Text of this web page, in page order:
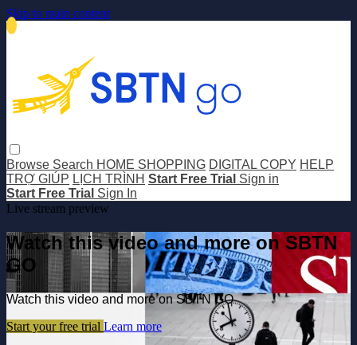
Skip to main content
Browse Search HOME SHOPPING DIGITAL COPY HELP
TRỢ GIÚP LỊCH TRÌNH Start Free Trial Sign in
Start Free Trial Sign In
Live stream preview
Watch this video and more on SBTN
GO
Watch this video and more on SBTN GO
Start your free trial Learn more